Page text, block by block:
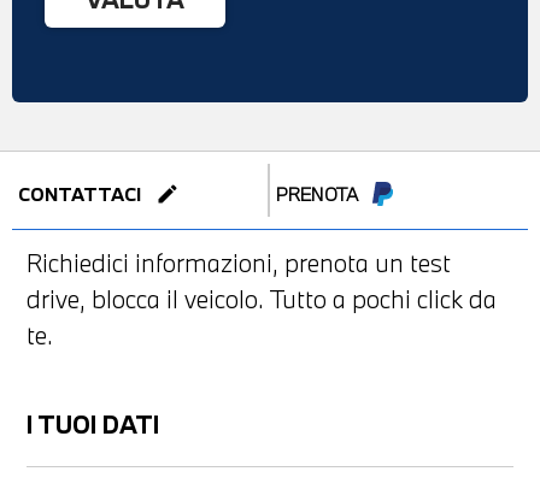
CONTATTACI edit PRENOTA
Richiedici informazioni, prenota un test
drive, blocca il veicolo. Tutto a pochi click da
te.
I TUOI DATI